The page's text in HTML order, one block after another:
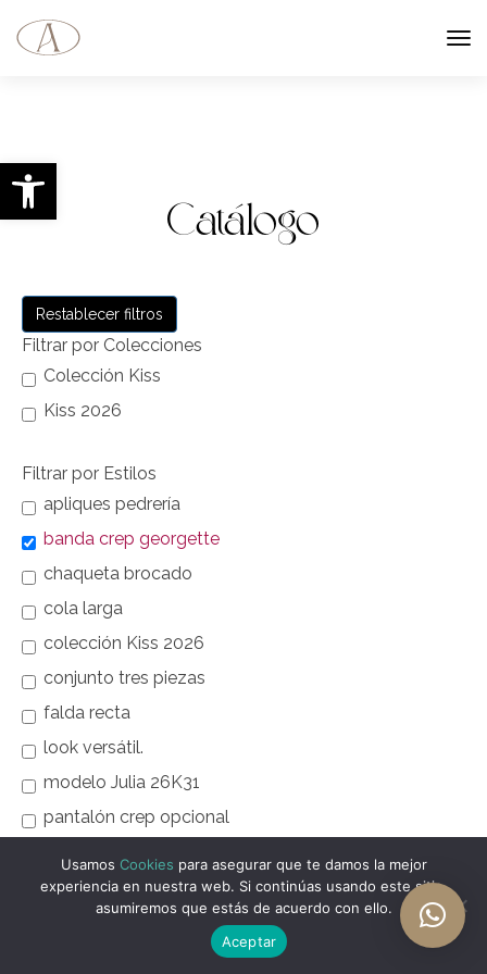
Abrir barra de herramientas
Catálogo
Restablecer filtros
Filtrar por Colecciones
Colección Kiss
Kiss 2026
Filtrar por Estilos
apliques pedrería
banda crep georgette
chaqueta brocado
cola larga
colección Kiss 2026
conjunto tres piezas
falda recta
look versátil.
modelo Julia 26K31
pantalón crep opcional
Usamos Cookies para asegurar que te damos la mejor
experiencia en nuestra web. Si continúas usando este sitio,
asumiremos que estás de acuerdo con ello.
Aceptar